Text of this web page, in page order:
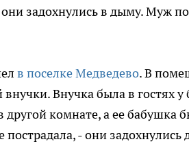
они задохнулись в дыму. Муж
в поселке Медведево. В
Внучка была в гостях
другой комнате, а ее
- они